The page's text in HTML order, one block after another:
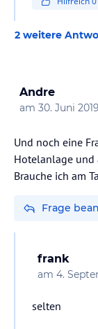
2 weitere
Andre
am 30. Juni 2019
Und noch eine
Hotelanlage und
Brauche ich am
Frage
frank
am 4.
selten